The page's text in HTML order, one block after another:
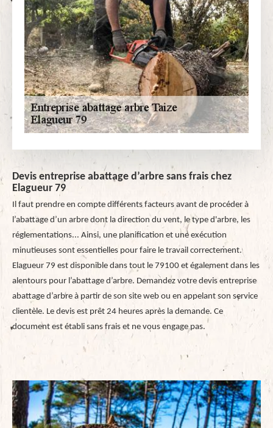
Devis entreprise abattage d’arbre sans frais chez
Elagueur 79
Il faut prendre en compte différents facteurs avant de procéder à
l’abattage d’un arbre dont la direction du vent, le type d'arbre, les
réglementations... Ainsi, une planification et une exécution
minutieuses sont essentielles pour faire le travail correctement.
Elagueur 79 est disponible dans tout le 79100 et également dans les
alentours pour l’abattage d’arbre. Demandez votre devis entreprise
abattage d’arbre à partir de son site web ou en appelant son service
clientèle. Le devis est prêt 24 heures après la demande. Ce
document est établi sans frais et ne vous engage pas.